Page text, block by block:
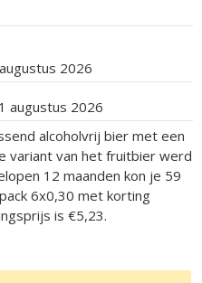
2026
augustus 2026
alcoholvrij bier met een
variant van het fruitbier werd
12 maanden kon je 59
6x0,30 met korting
is €5,23.